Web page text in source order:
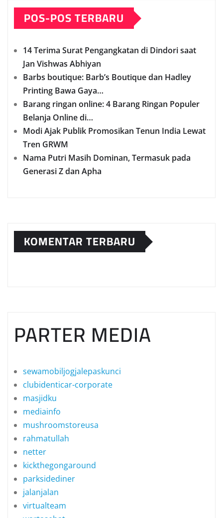
POS-POS TERBARU
14 Terima Surat Pengangkatan di Dindori saat
Jan Vishwas Abhiyan
Barbs boutique: Barb’s Boutique dan Hadley
Printing Bawa Gaya…
Barang ringan online: 4 Barang Ringan Populer
Belanja Online di…
Modi Ajak Publik Promosikan Tenun India Lewat
Tren GRWM
Nama Putri Masih Dominan, Termasuk pada
Generasi Z dan Apha
KOMENTAR TERBARU
PARTER MEDIA
sewamobiljogjalepaskunci
clubidenticar-corporate
masjidku
mediainfo
mushroomstoreusa
rahmatullah
netter
kickthegongaround
parksidediner
jalanjalan
virtualteam